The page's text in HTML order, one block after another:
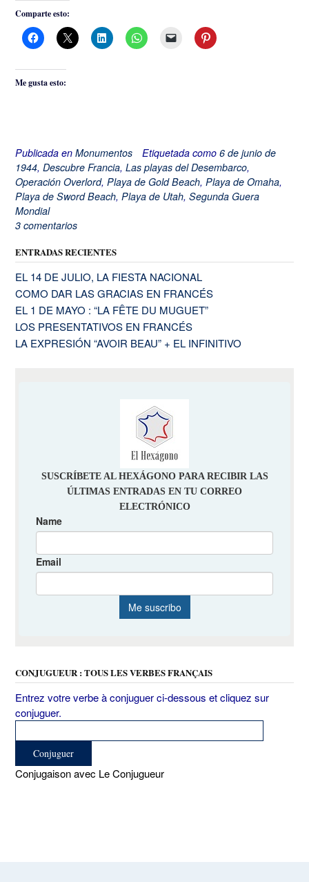
Comparte esto:
Me gusta esto:
Publicada en Monumentos Etiquetada como 6 de junio de
1944, Descubre Francia, Las playas del Desembarco,
Operación Overlord, Playa de Gold Beach, Playa de Omaha,
Playa de Sword Beach, Playa de Utah, Segunda Guera
Mondial
3 comentarios
ENTRADAS RECIENTES
EL 14 DE JULIO, LA FIESTA NACIONAL
COMO DAR LAS GRACIAS EN FRANCÉS
EL 1 DE MAYO : “LA FÊTE DU MUGUET”
LOS PRESENTATIVOS EN FRANCÉS
LA EXPRESIÓN “AVOIR BEAU” + EL INFINITIVO
CONJUGUEUR : TOUS LES VERBES FRANÇAIS
Entrez votre verbe à conjuguer ci-dessous et cliquez sur
conjuguer.
Conjugaison avec Le Conjugueur